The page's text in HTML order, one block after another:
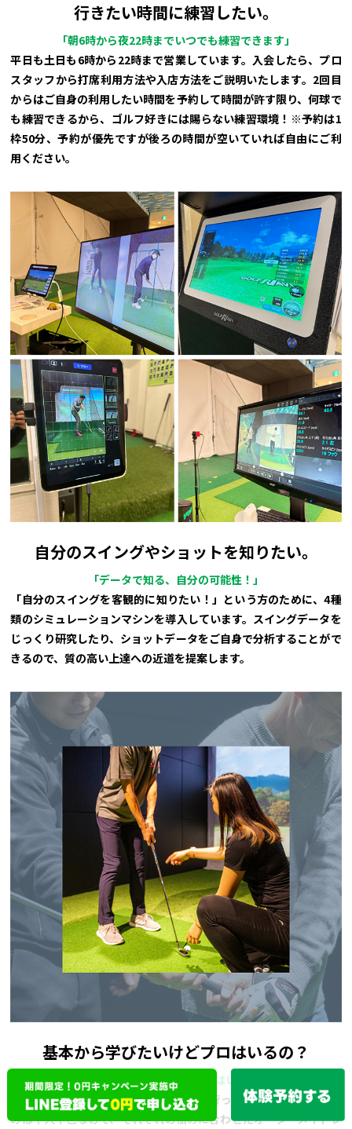
行きたい時間に練習したい。
「朝6時から夜22時までいつでも練習できます」
平日も土日も6時から22時まで営業しています。入会したら、プロ
スタッフから打席利用方法や入店方法をご説明いたします。2回目
からはご自身の利用したい時間を予約して時間が許す限り、何球で
も練習できるから、ゴルフ好きには賜らない練習環境！※予約は1
枠50分、予約が優先ですが後ろの時間が空いていれば自由にご利
用ください。
自分のスイングやショットを知りたい。
「データで知る、自分の可能性！」
「自分のスイングを客観的に知りたい！」という方のために、4種
類のシミュレーションマシンを導入しています。スイングデータを
じっくり研究したり、ショットデータをご自身で分析することがで
きるので、質の高い上達への近道を提案します。
基本から学びたいけどプロはいるの？
基本から学びたいけどプロはいるの？
経験豊富なプロが指定曜日にレッスンを行っています。ゴルフの悩
みは十人十色なので、それぞれの悩みに合わせたオーダーメイドレ